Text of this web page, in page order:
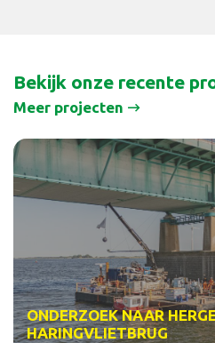
Bekijk onze recente
Meer projecten
ONDERZOEK NAAR
HARINGVLIETBRUG